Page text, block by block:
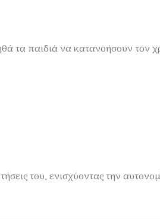
τα παιδιά να κατανοήσουν τον
του, ενισχύοντας την